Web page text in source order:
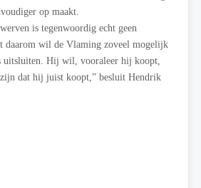
op maakt.
is tegenwoordig echt geen
daarom wil de Vlaming zoveel mogelijk
uitsluiten. Hij wil, vooraleer hij koopt,
dat hij juist koopt,” besluit Hendrik